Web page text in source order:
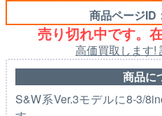
商品ページID
売り切れ中です。
高価買取します!
商品に
S&W系Ver.3モデルに8-3/